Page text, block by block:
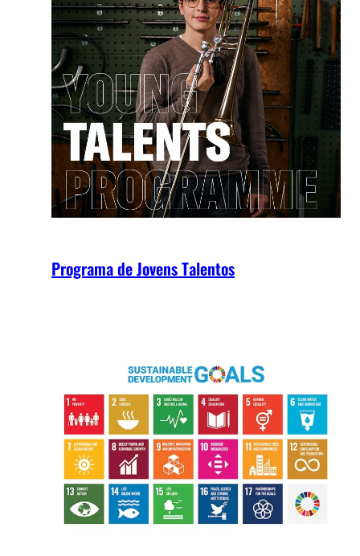
Programa de Jovens Talentos